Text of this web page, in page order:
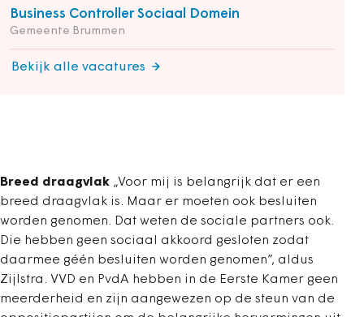
Business Controller Sociaal Domein
Gemeente Brummen
Bekijk alle vacatures
Breed draagvlak „Voor mij is belangrijk dat er een
breed draagvlak is. Maar er moeten ook besluiten
worden genomen. Dat weten de sociale partners ook.
Die hebben geen sociaal akkoord gesloten zodat
daarmee géén besluiten worden genomen”, aldus
Zijlstra. VVD en PvdA hebben in de Eerste Kamer geen
meerderheid en zijn aangewezen op de steun van de